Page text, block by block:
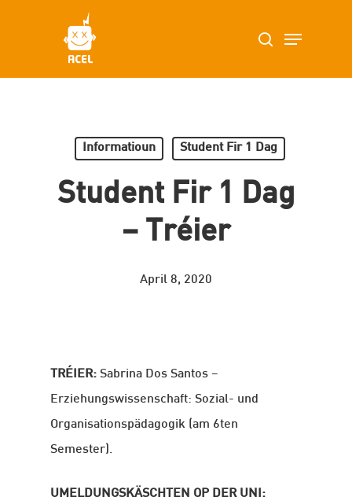
search
Informatioun Student Fir 1 Dag
Student Fir 1 Dag
– Tréier
April 8, 2020
TRÉIER: Sabrina Dos Santos –
Erziehungswissenschaft: Sozial- und
Organisationspädagogik (am 6ten
Semester).
UMELDUNGSKÄSCHTEN OP DER UNI: